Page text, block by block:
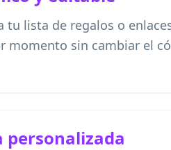
tu lista de regalos o
momento sin cambiar el
personalizada